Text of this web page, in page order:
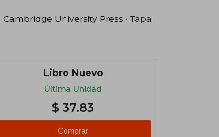
· Cambridge University Press · Tapa
Libro Nuevo
Última Unidad
$ 37.83
Comprar